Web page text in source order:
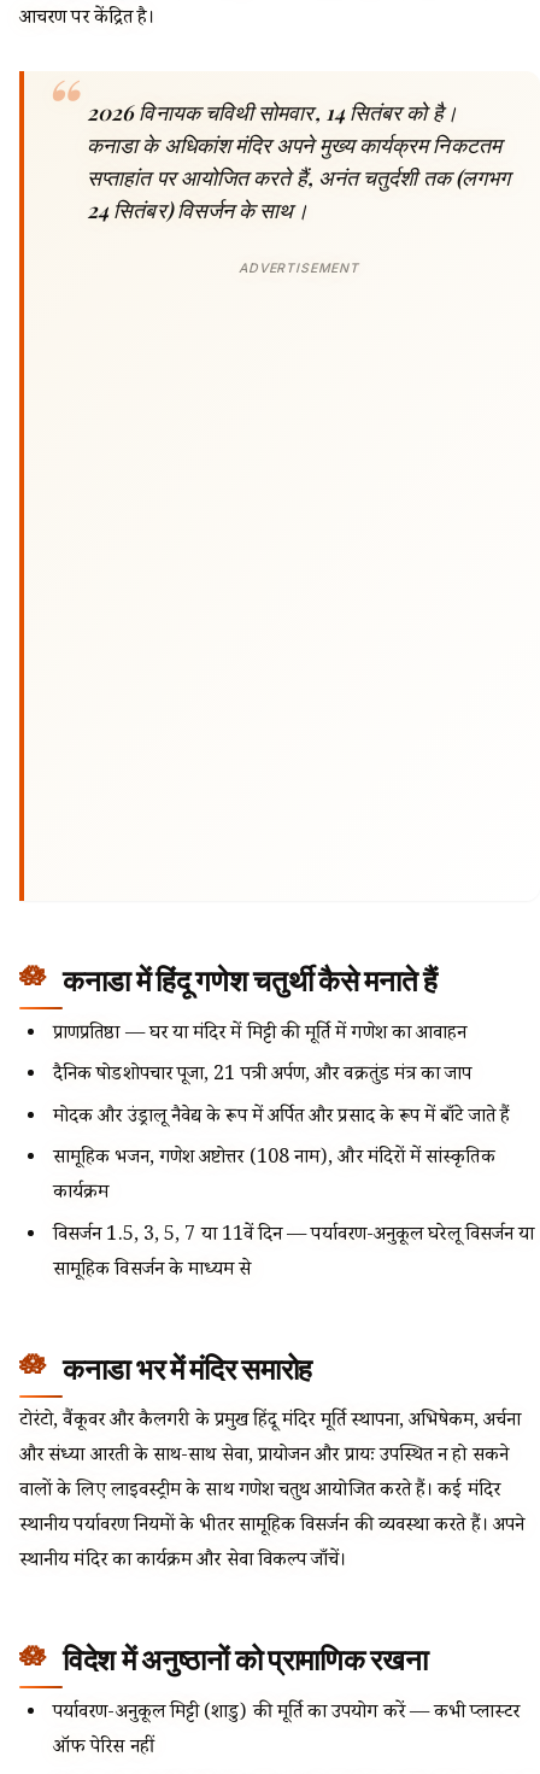
आचरण पर केंद्रित है।
2026 विनायक चविथी सोमवार, 14 सितंबर को है।
कनाडा के अधिकांश मंदिर अपने मुख्य कार्यक्रम निकटतम
सप्ताहांत पर आयोजित करते हैं, अनंत चतुर्दशी तक (लगभग
24 सितंबर) विसर्जन के साथ।
ADVERTISEMENT
कनाडा में हिंदू गणेश चतुर्थी कैसे मनाते हैं
प्राणप्रतिष्ठा — घर या मंदिर में मिट्टी की मूर्ति में गणेश का आवाहन
दैनिक षोडशोपचार पूजा, 21 पत्री अर्पण, और वक्रतुंड मंत्र का जाप
मोदक और उंड्रालू नैवेद्य के रूप में अर्पित और प्रसाद के रूप में बाँटे जाते हैं
सामूहिक भजन, गणेश अष्टोत्तर (108 नाम), और मंदिरों में सांस्कृतिक
कार्यक्रम
विसर्जन 1.5, 3, 5, 7 या 11वें दिन — पर्यावरण-अनुकूल घरेलू विसर्जन या
सामूहिक विसर्जन के माध्यम से
कनाडा भर में मंदिर समारोह
टोरंटो, वैंकूवर और कैलगरी के प्रमुख हिंदू मंदिर मूर्ति स्थापना, अभिषेकम, अर्चना
और संध्या आरती के साथ-साथ सेवा, प्रायोजन और प्रायः उपस्थित न हो सकने
वालों के लिए लाइवस्ट्रीम के साथ गणेश चतुर्थी आयोजित करते हैं। कई मंदिर
स्थानीय पर्यावरण नियमों के भीतर सामूहिक विसर्जन की व्यवस्था करते हैं। अपने
स्थानीय मंदिर का कार्यक्रम और सेवा विकल्प जाँचें।
विदेश में अनुष्ठानों को प्रामाणिक रखना
पर्यावरण-अनुकूल मिट्टी (शाडु) की मूर्ति का उपयोग करें — कभी प्लास्टर
ऑफ पेरिस नहीं